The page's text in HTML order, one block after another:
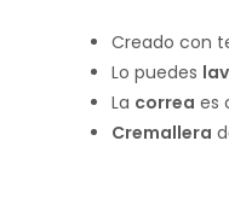
Creado con
Lo puedes
La correa es
Cremallera